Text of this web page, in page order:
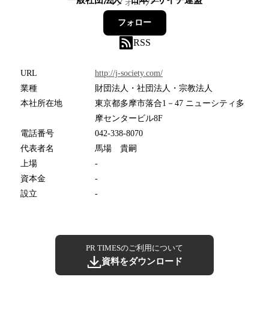
フォロー
RSS
URL
http://j-society.com/
業種
財団法人・社団法人・宗教法人
本社所在地
東京都多摩市落合1－47 ニューシティ多
摩センタービル8F
電話番号
042-338-8070
代表者名
馬場 貴嗣
上場
-
資本金
-
設立
-
PR TIMESのご利用について
資料をダウンロード